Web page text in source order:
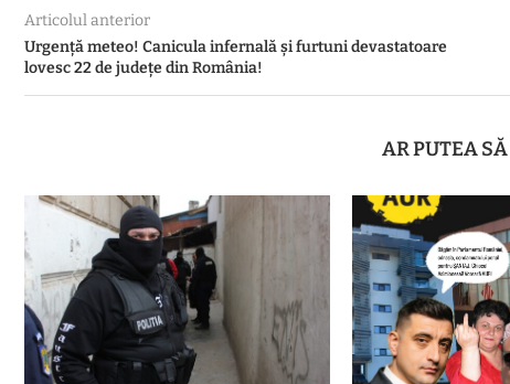
Articolul anterior
Urgență meteo! Canicula infernală și furtuni devastatoare
lovesc 22 de județe din România!
AR PUTEA